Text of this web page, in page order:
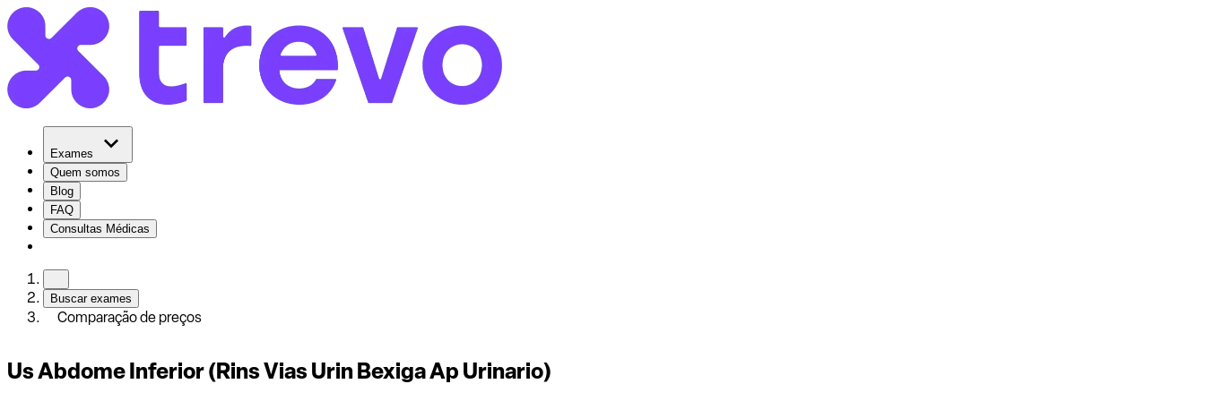
Exames
Quem somos
Blog
FAQ
Consultas Médicas
Buscar exames
Comparação de preços
Us Abdome Inferior (Rins Vias Urin Bexiga Ap Urinario)